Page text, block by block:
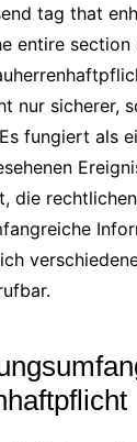
tag that
entire section
nur sicherer,
fungiert als
die